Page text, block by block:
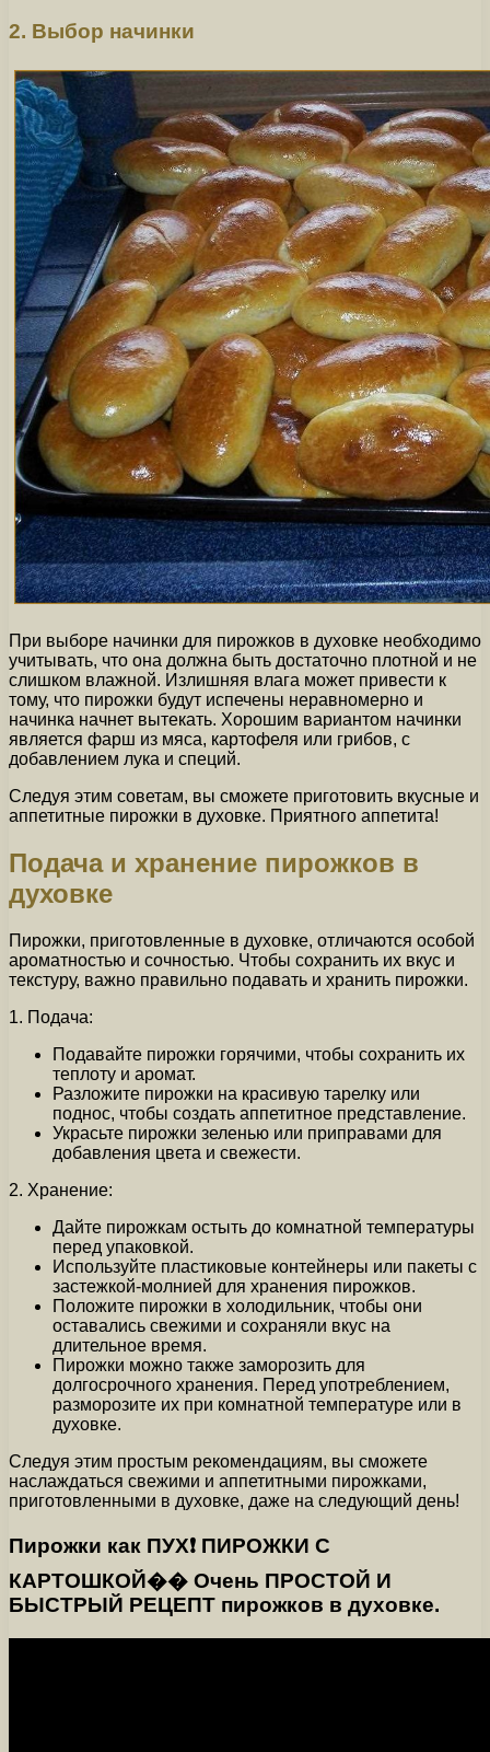
2. Выбор начинки
При выборе начинки для пирожков в духовке необходимо
учитывать, что она должна быть достаточно плотной и не
слишком влажной. Излишняя влага может привести к
тому, что пирожки будут испечены неравномерно и
начинка начнет вытекать. Хорошим вариантом начинки
является фарш из мяса, картофеля или грибов, с
добавлением лука и специй.
Следуя этим советам, вы сможете приготовить вкусные и
аппетитные пирожки в духовке. Приятного аппетита!
Подача и хранение пирожков в
духовке
Пирожки, приготовленные в духовке, отличаются особой
ароматностью и сочностью. Чтобы сохранить их вкус и
текстуру, важно правильно подавать и хранить пирожки.
1. Подача:
Подавайте пирожки горячими, чтобы сохранить их
теплоту и аромат.
Разложите пирожки на красивую тарелку или
поднос, чтобы создать аппетитное представление.
Украсьте пирожки зеленью или приправами для
добавления цвета и свежести.
2. Хранение:
Дайте пирожкам остыть до комнатной температуры
перед упаковкой.
Используйте пластиковые контейнеры или пакеты с
застежкой-молнией для хранения пирожков.
Положите пирожки в холодильник, чтобы они
оставались свежими и сохраняли вкус на
длительное время.
Пирожки можно также заморозить для
долгосрочного хранения. Перед употреблением,
разморозите их при комнатной температуре или в
духовке.
Следуя этим простым рекомендациям, вы сможете
наслаждаться свежими и аппетитными пирожками,
приготовленными в духовке, даже на следующий день!
Пирожки как ПУХ❗️ ПИРОЖКИ С
КАРТОШКОЙ�� Очень ПРОСТОЙ И
БЫСТРЫЙ РЕЦЕПТ пирожков в духовке.